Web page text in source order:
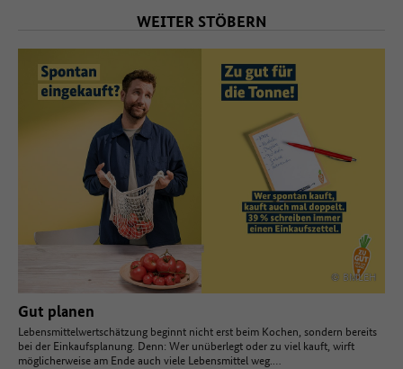
WEITER STÖBERN
© BMLEH
Gut planen
Lebensmittelwertschätzung beginnt nicht erst beim Kochen, sondern bereits
bei der Einkaufsplanung. Denn: Wer unüberlegt oder zu viel kauft, wirft
möglicherweise am Ende auch viele Lebensmittel weg.…